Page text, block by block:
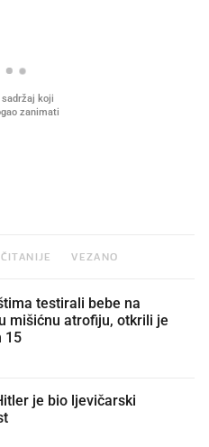
VEZANO
testirali bebe na
mišićnu atrofiju, otkrili je
15
je bio ljevičarski